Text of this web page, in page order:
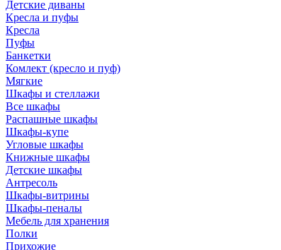
Детские диваны
Кресла и пуфы
Кресла
Пуфы
Банкетки
Комлект (кресло и пуф)
Мягкие
Шкафы и стеллажи
Все шкафы
Распашные шкафы
Шкафы-купе
Угловые шкафы
Книжные шкафы
Детские шкафы
Антресоль
Шкафы-витрины
Шкафы-пеналы
Мебель для хранения
Полки
Прихожие